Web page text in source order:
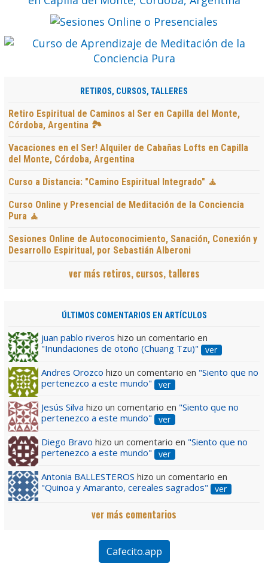
RETIROS, CURSOS, TALLERES
Retiro Espiritual de Caminos al Ser en Capilla del Monte,
Córdoba, Argentina 🏞️
Vacaciones en el Ser! Alquiler de Cabañas Lofts en Capilla
del Monte, Córdoba, Argentina
Curso a Distancia: "Camino Espiritual Integrado" 🧘
Curso Online y Presencial de Meditación de la Conciencia
Pura 🧘
Sesiones Online de Autoconocimiento, Sanación, Conexión y
Desarrollo Espiritual, por Sebastián Alberoni
ver más retiros, cursos, talleres
ÚLTIMOS COMENTARIOS EN ARTÍCULOS
juan pablo riveros hizo un comentario en
"Inundaciones de otoño (Chuang Tzu)"
ver
Andres Orozco hizo un comentario en "Siento que no
pertenezco a este mundo"
ver
Jesús Silva hizo un comentario en "Siento que no
pertenezco a este mundo"
ver
Diego Bravo hizo un comentario en "Siento que no
pertenezco a este mundo"
ver
Antonia BALLESTEROS hizo un comentario en
"Quinoa y Amaranto, cereales sagrados"
ver
ver más comentarios
Cafecito.app